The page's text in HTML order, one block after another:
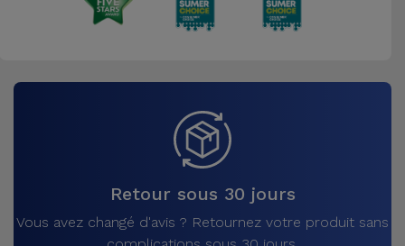
Retour sous 30 jours
Vous avez changé d'avis ? Retournez votre produit sans